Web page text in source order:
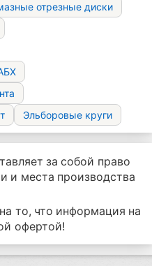
отрезные диски
Эльборовые круги
за собой право
и места производства
то, что информация на
офертой!